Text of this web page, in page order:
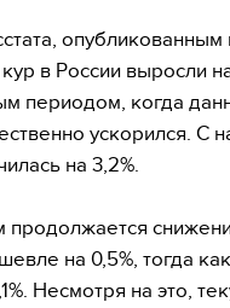
в России выросли
периодом, когда
ускорился. С
на 3,2%.
продолжается
на 0,5%, тогда
Несмотря на это,